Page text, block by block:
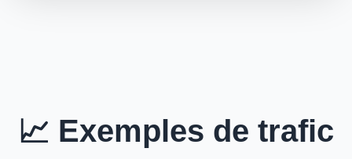
📈 Exemples de trafic